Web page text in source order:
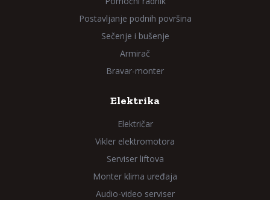
Postavljanje podnih površina
Sečenje i bušenje
Armirač
Bravar-monter
Elektrika
Električar
Vikler elektromotora
Serviser liftova
Monter klima uređaja
Audio-video serviser